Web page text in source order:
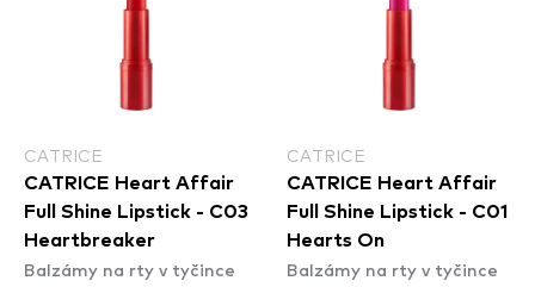
CATRICE
CATRICE Heart Affair
Full Shine Lipstick - C03
Heartbreaker
Balzámy na rty v tyčince
CATRICE
CATRICE Heart Affair
Full Shine Lipstick - C01
Hearts On
Balzámy na rty v tyčince